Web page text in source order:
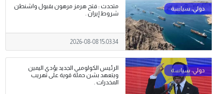
متحدث : فتح هرمز مرهون بقبول واشنطن
شروط إيران .
2026-08-08 15:03:34
الرئيس الكولومبي الجديد يؤدي اليمين
ويتعهد بشن حملة قوية على تهريب
‌المخدرات .